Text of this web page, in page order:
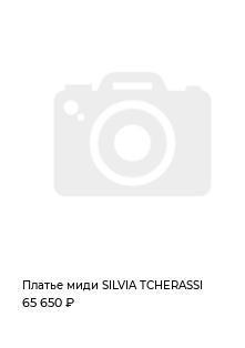
Платье миди SILVIA TCHERASSI
65 650 ₽